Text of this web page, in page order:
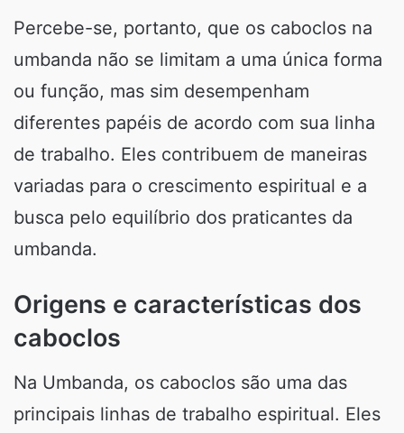
Percebe-se, portanto, que os caboclos na
umbanda não se limitam a uma única forma
ou função, mas sim desempenham
diferentes papéis de acordo com sua linha
de trabalho. Eles contribuem de maneiras
variadas para o crescimento espiritual e a
busca pelo equilíbrio dos praticantes da
umbanda.
Origens e características dos
caboclos
Na Umbanda, os caboclos são uma das
principais linhas de trabalho espiritual. Eles